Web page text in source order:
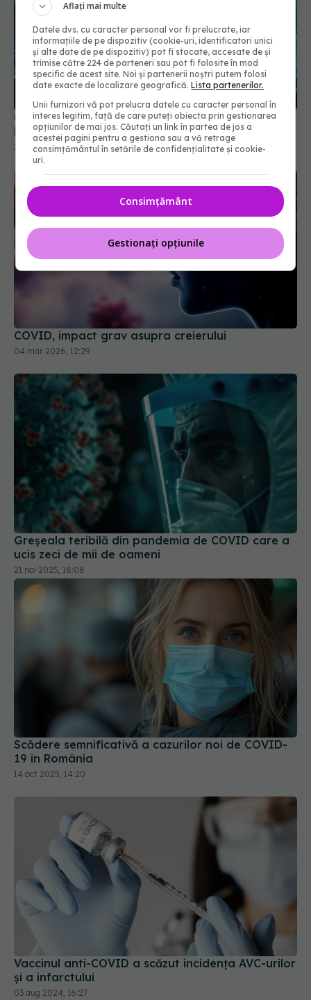
Ce trebuie să știe cei care au avut COVID.
Pericolul ascuns care îi atacă
19 aug 2025, 08:37
COVID, impact grav asupra creierului
04 mar 2026, 12:29
Greșeala teribilă din pandemia de COVID care a
ucis zeci de mii de oameni
21 noi 2025, 18:08
Scădere semnificativă a cazurilor noi de COVID-
19 în România
14 oct 2025, 14:20
Vaccinul anti-COVID a scăzut incidența AVC-urilor
și a infarctului
03 aug 2024, 16:27
Aflați mai multe
Datele dvs. cu caracter personal vor fi prelucrate, iar
informațiile de pe dispozitiv (cookie-uri, identificatori unici
și alte date de pe dispozitiv) pot fi stocate, accesate de și
trimise către 224 de parteneri sau pot fi folosite în mod
specific de acest site. Noi și partenerii noștri putem folosi
date exacte de localizare geografică.Lista partenerilor.
Unii furnizori vă pot prelucra datele cu caracter personal în
interes legitim, față de care puteți obiecta prin gestionarea
opțiunilor de mai jos. Căutați un link în partea de jos a
acestei pagini pentru a gestiona sau a vă retrage
consimțământul în setările de confidențialitate și cookie-
uri.
Consimțământ
Gestionați opțiunile